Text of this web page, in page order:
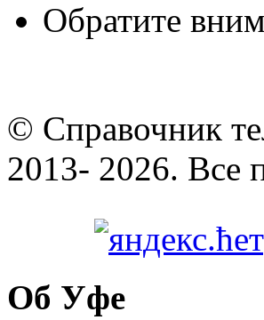
Обратите
© Cправочник
2013- 2026. Все
Об Уфе